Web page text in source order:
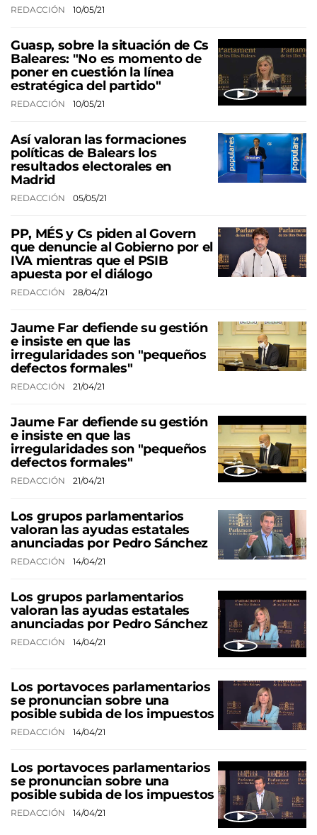
REDACCIÓN 10/05/21
Guasp, sobre la situación de Cs
Baleares: "No es momento de
poner en cuestión la línea
estratégica del partido"
REDACCIÓN 10/05/21
Así valoran las formaciones
políticas de Balears los
resultados electorales en
Madrid
REDACCIÓN 05/05/21
PP, MÉS y Cs piden al Govern
que denuncie al Gobierno por el
IVA mientras que el PSIB
apuesta por el diálogo
REDACCIÓN 28/04/21
Jaume Far defiende su gestión
e insiste en que las
irregularidades son "pequeños
defectos formales"
REDACCIÓN 21/04/21
Jaume Far defiende su gestión
e insiste en que las
irregularidades son "pequeños
defectos formales"
REDACCIÓN 21/04/21
Los grupos parlamentarios
valoran las ayudas estatales
anunciadas por Pedro Sánchez
REDACCIÓN 14/04/21
Los grupos parlamentarios
valoran las ayudas estatales
anunciadas por Pedro Sánchez
REDACCIÓN 14/04/21
Los portavoces parlamentarios
se pronuncian sobre una
posible subida de los impuestos
REDACCIÓN 14/04/21
Los portavoces parlamentarios
se pronuncian sobre una
posible subida de los impuestos
REDACCIÓN 14/04/21